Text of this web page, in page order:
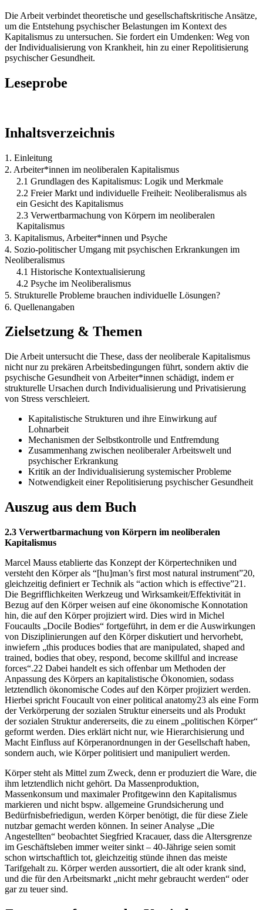
Die Arbeit verbindet theoretische und gesellschaftskritische Ansätze,
um die Entstehung psychischer Belastungen im Kontext des
Kapitalismus zu untersuchen. Sie fordert ein Umdenken: Weg von
der Individualisierung von Krankheit, hin zu einer Repolitisierung
psychischer Gesundheit.
Leseprobe
Inhaltsverzeichnis
1. Einleitung
2. Arbeiter*innen im neoliberalen Kapitalismus
2.1 Grundlagen des Kapitalismus: Logik und Merkmale
2.2 Freier Markt und individuelle Freiheit: Neoliberalismus als
ein Gesicht des Kapitalismus
2.3 Verwertbarmachung von Körpern im neoliberalen
Kapitalismus
3. Kapitalismus, Arbeiter*innen und Psyche
4. Sozio-politischer Umgang mit psychischen Erkrankungen im
Neoliberalismus
4.1 Historische Kontextualisierung
4.2 Psyche im Neoliberalismus
5. Strukturelle Probleme brauchen individuelle Lösungen?
6. Quellenangaben
Zielsetzung & Themen
Die Arbeit untersucht die These, dass der neoliberale Kapitalismus
nicht nur zu prekären Arbeitsbedingungen führt, sondern aktiv die
psychische Gesundheit von Arbeiter*innen schädigt, indem er
strukturelle Ursachen durch Individualisierung und Privatisierung
von Stress verschleiert.
Kapitalistische Strukturen und ihre Einwirkung auf
Lohnarbeit
Mechanismen der Selbstkontrolle und Entfremdung
Zusammenhang zwischen neoliberaler Arbeitswelt und
psychischer Erkrankung
Kritik an der Individualisierung systemischer Probleme
Notwendigkeit einer Repolitisierung psychischer Gesundheit
Auszug aus dem Buch
2.3 Verwertbarmachung von Körpern im neoliberalen
Kapitalismus
Marcel Mauss etablierte das Konzept der Körpertechniken und
versteht den Körper als “[hu]man’s first most natural instrument”20,
gleichzeitig definiert er Technik als “action which is effective”21.
Die Begrifflichkeiten Werkzeug und Wirksamkeit/Effektivität in
Bezug auf den Körper weisen auf eine ökonomische Konnotation
hin, die auf den Körper projiziert wird. Dies wird in Michel
Foucaults „Docile Bodies“ fortgeführt, in dem er die Auswirkungen
von Disziplinierungen auf den Körper diskutiert und hervorhebt,
inwiefern „this produces bodies that are manipulated, shaped and
trained, bodies that obey, respond, become skillful and increase
forces“.22 Dabei handelt es sich offenbar um Methoden der
Anpassung des Körpers an kapitalistische Ökonomien, sodass
letztendlich ökonomische Codes auf den Körper projiziert werden.
Hierbei spricht Foucault von einer political anatomy23 als eine Form
der Verkörperung der sozialen Struktur einerseits und als Produkt
der sozialen Struktur andererseits, die zu einem „politischen Körper“
geformt werden. Dies erklärt nicht nur, wie Hierarchisierung und
Macht Einfluss auf Körperanordnungen in der Gesellschaft haben,
sondern auch, wie Körper politisiert und manipuliert werden.
Körper steht als Mittel zum Zweck, denn er produziert die Ware, die
ihm letztendlich nicht gehört. Da Massenproduktion,
Massenkonsum und maximaler Profitgewinn den Kapitalismus
markieren und nicht bspw. allgemeine Grundsicherung und
Bedürfnisbefriedigun, werden Körper benötigt, die für diese Ziele
nutzbar gemacht werden können. In seiner Analyse „Die
Angestellten“ beobachtet Siegfried Kracauer, dass die Altersgrenze
im Geschäftsleben immer weiter sinkt – 40-Jährige seien somit
schon wirtschaftlich tot, gleichzeitig stünde ihnen das meiste
Tarifgehalt zu. Körper werden aussortiert, die alt oder krank sind,
und die für den Arbeitsmarkt „nicht mehr gebraucht werden“ oder
gar zu teuer sind.